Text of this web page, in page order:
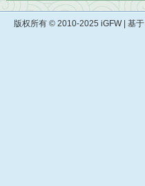
版权所有 © 2010-2025 iGFW | 基于